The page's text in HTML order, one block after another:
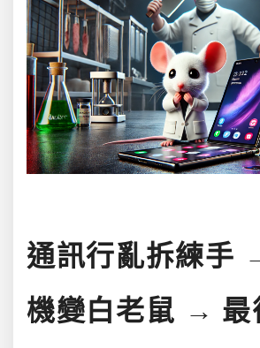
通訊行亂拆練手
機變白老鼠 → 最